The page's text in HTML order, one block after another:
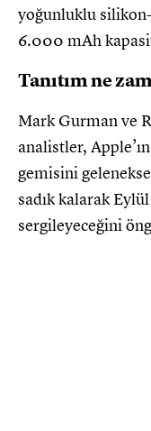
yoğunluklu
6.000 mAh
Tanıtım ne
Mark Gurman ve
analistler,
gemisini
sadık kalarak
sergileyeceğini